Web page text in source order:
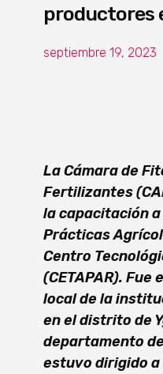
productores
septiembre 19, 2023
La Cámara de
Fertilizantes
la capacitación
Prácticas
Centro
(CETAPAR). Fue
local de la
en el distrito de
departamento
estuvo dirigido